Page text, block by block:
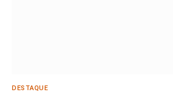
DESTAQUE